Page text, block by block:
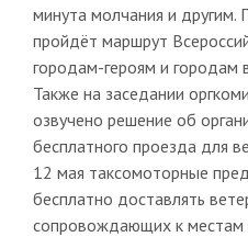
минута молчания и другим.
пройдёт маршрут
городам-героям и городам
Также на заседании
озвучено решение об
бесплатного проезда для
12 мая таксомоторные
бесплатно доставлять
сопровождающих к местам